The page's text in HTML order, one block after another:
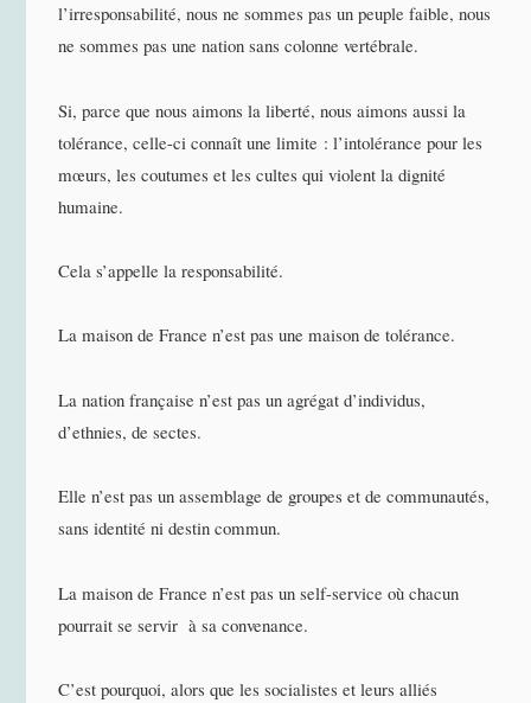
l’irresponsabilité, nous ne sommes pas un peuple faible, nous
ne sommes pas une nation sans colonne vertébrale.
Si, parce que nous aimons la liberté, nous aimons aussi la
tolérance, celle-ci connaît une limite : l’intolérance pour les
mœurs, les coutumes et les cultes qui violent la dignité
humaine.
Cela s’appelle la responsabilité.
La maison de France n’est pas une maison de tolérance.
La nation française n’est pas un agrégat d’individus,
d’ethnies, de sectes.
Elle n’est pas un assemblage de groupes et de communautés,
sans identité ni destin commun.
La maison de France n’est pas un self-service où chacun
pourrait se servir à sa convenance.
C’est pourquoi, alors que les socialistes et leurs alliés